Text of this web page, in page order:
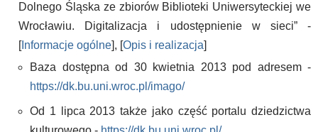
Dolnego Śląska ze zbiorów Biblioteki Uniwersyteckiej we
Wrocławiu. Digitalizacja i udostępnienie w sieci” -
[Informacje ogólne], [Opis i realizacja]
Baza dostępna od 30 kwietnia 2013 pod adresem -
https://dk.bu.uni.wroc.pl/imago/
Od 1 lipca 2013 także jako część portalu dziedzictwa